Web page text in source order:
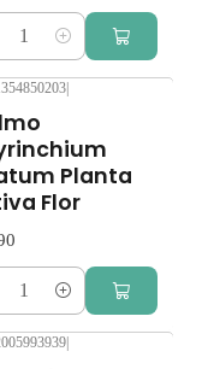
Planta
Flor